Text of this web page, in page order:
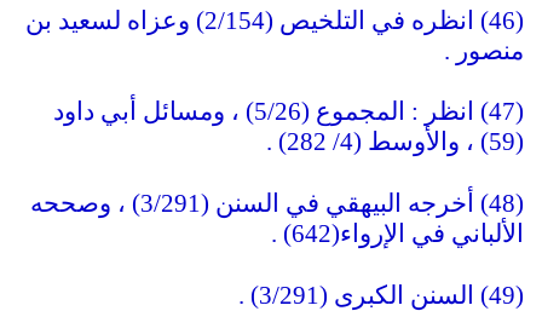
(46) انظره في التلخيص (2/154) وعزاه لسعيد بن
منصور .
(47) انظر : المجموع (5/26) ، ومسائل أبي داود
(59) ، والأوسط (4/ 282) .
(48) أخرجه البيهقي في السنن (3/291) ، وصححه
الألباني في الإرواء(642) .
(49) السنن الكبرى (3/291) .